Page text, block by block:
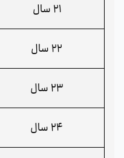
21 سال
22 سال
23 سال
24 سال